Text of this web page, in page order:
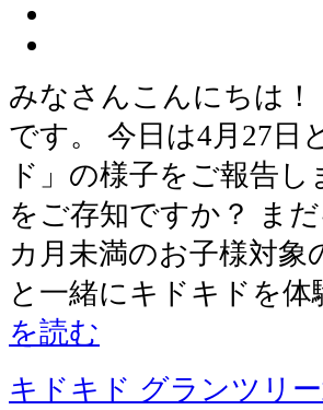
みなさんこんにちは
です。 今日は4月27日
ド」の様子をご報告
をご存知ですか？ ま
カ月未満のお子様対
と一緒にキドキドを
を読む
キドキド グランツリ